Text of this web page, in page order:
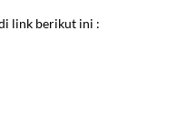
link berikut ini :